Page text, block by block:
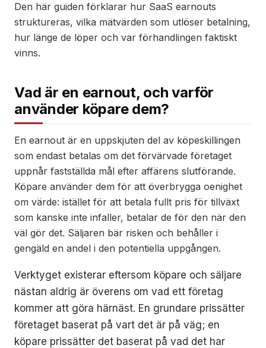
Den här guiden förklarar hur SaaS earnouts
struktureras, vilka mätvärden som utlöser betalning,
hur länge de löper och var förhandlingen faktiskt
vinns.
Vad är en earnout, och varför
använder köpare dem?
En earnout är en uppskjuten del av köpeskillingen
som endast betalas om det förvärvade företaget
uppnår fastställda mål efter affärens slutförande.
Köpare använder dem för att överbrygga oenighet
om värde: istället för att betala fullt pris för tillväxt
som kanske inte infaller, betalar de för den när den
väl gör det. Säljaren bär risken och behåller i
gengäld en andel i den potentiella uppgången.
Verktyget existerar eftersom köpare och säljare
nästan aldrig är överens om vad ett företag
kommer att göra härnäst. En grundare prissätter
företaget baserat på vart det är på väg; en
köpare prissätter det baserat på vad det har